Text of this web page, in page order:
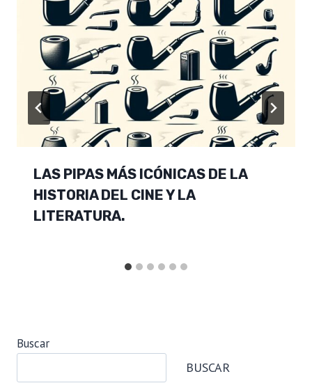
LAS PIPAS MÁS ICÓNICAS DE LA
HISTORIA DEL CINE Y LA
LITERATURA.
Buscar
BUSCAR